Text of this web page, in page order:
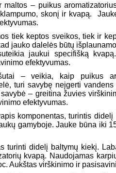
maltos – puikus
skonį ir kvapą.
tiek keptos sveikos, tiek ir
jauko dalelės būtų
jaukui specifišką
efektyvumas.
– veikia, kaip puikus
turi savybę neįgerti
– greitina žuvies
efektyvumas.
komponentas, turintis
gamyboje. Jauke būna iki
turinti didelį baltymų kiekį.
kvapą. Naudojamas
Aukštas virškinimo ir